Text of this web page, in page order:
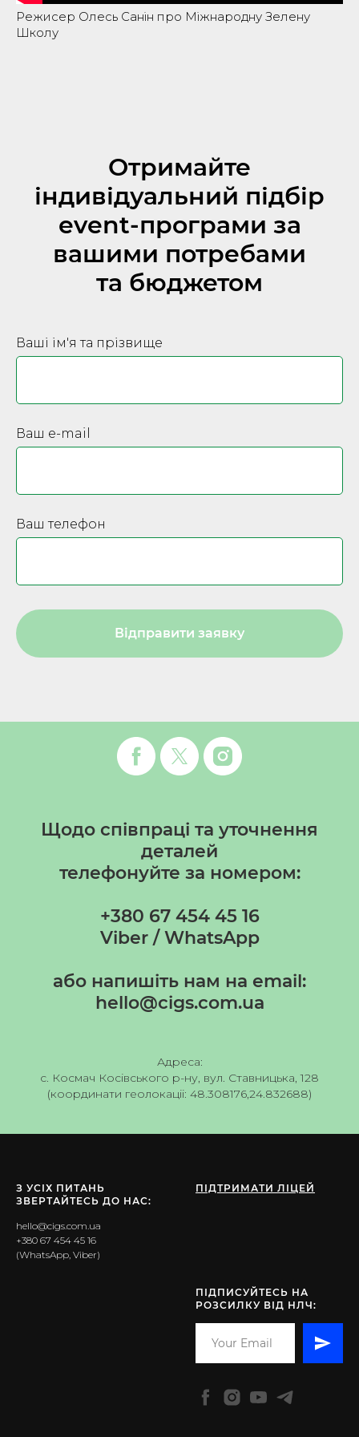
Режисер Олесь Санін про Міжнародну Зелену
Школу
Отримайте
індивідуальний підбір
event-програми за
вашими потребами
та бюджетом
Ваші ім'я та прізвище
Ваш e-mail
Ваш телефон
Відправити заявку
Щодо співпраці та уточнення
деталей
телефонуйте за номером:
+380 67 454 45 16
Viber / WhatsApp
або напишіть нам на email:
hello@cigs.com.ua
Адреса:
с. Космач Косівського р-ну, вул. Ставницька, 128
(координати геолокаціі: 48.308176,24.832688)
З УСІХ ПИТАНЬ
ЗВЕРТАЙТЕСЬ ДО НАС:
hello@cigs.com.ua
+380 67 454 45 16
(WhatsApp, Viber)
ПІДТРИМАТИ ЛІЦЕЙ
ПІДПИСУЙТЕСЬ НА
РОЗСИЛКУ ВІД НЛЧ: